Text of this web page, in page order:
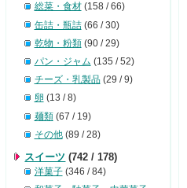
総菜・食材(158 / 66)
缶詰・瓶詰(66 / 30)
乾物・粉類(90 / 29)
パン・ジャム (135 / 52)
チーズ・乳製品(29 / 9)
卵 (13 / 8)
麺類(67 / 19)
その他(89 / 28)
スイーツ (742 / 178)
洋菓子(346 / 84)